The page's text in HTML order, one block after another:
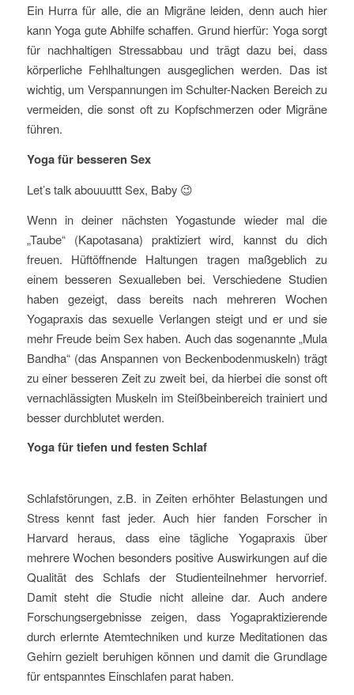
Ein Hurra für alle, die an Migräne leiden, denn auch hier
kann Yoga gute Abhilfe schaffen. Grund hierfür: Yoga sorgt
für nachhaltigen Stressabbau und trägt dazu bei, dass
körperliche Fehlhaltungen ausgeglichen werden. Das ist
wichtig, um Verspannungen im Schulter-Nacken Bereich zu
vermeiden, die sonst oft zu Kopfschmerzen oder Migräne
führen.
Yoga für besseren Sex
Let’s talk abouuuttt Sex, Baby 😉
Wenn in deiner nächsten Yogastunde wieder mal die
„Taube“ (Kapotasana) praktiziert wird, kannst du dich
freuen. Hüftöffnende Haltungen tragen maßgeblich zu
einem besseren Sexualleben bei. Verschiedene Studien
haben gezeigt, dass bereits nach mehreren Wochen
Yogapraxis das sexuelle Verlangen steigt und er und sie
mehr Freude beim Sex haben. Auch das sogenannte „Mula
Bandha“ (das Anspannen von Beckenbodenmuskeln) trägt
zu einer besseren Zeit zu zweit bei, da hierbei die sonst oft
vernachlässigten Muskeln im Steißbeinbereich trainiert und
besser durchblutet werden.
Yoga für tiefen und festen Schlaf
Schlafstörungen, z.B. in Zeiten erhöhter Belastungen und
Stress kennt fast jeder. Auch hier fanden Forscher in
Harvard heraus, dass eine tägliche Yogapraxis über
mehrere Wochen besonders positive Auswirkungen auf die
Qualität des Schlafs der Studienteilnehmer hervorrief.
Damit steht die Studie nicht alleine dar. Auch andere
Forschungsergebnisse zeigen, dass Yogapraktizierende
durch erlernte Atemtechniken und kurze Meditationen das
Gehirn gezielt beruhigen können und damit die Grundlage
für entspanntes Einschlafen parat haben.